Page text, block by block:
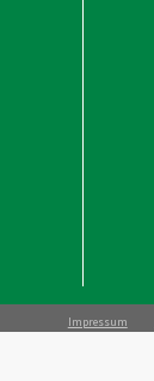
Impressum